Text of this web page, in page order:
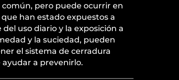
pero puede ocurrir en
han estado expuestos a
uso diario y la exposición a
y la suciedad, pueden
el sistema de cerradura
a prevenirlo.